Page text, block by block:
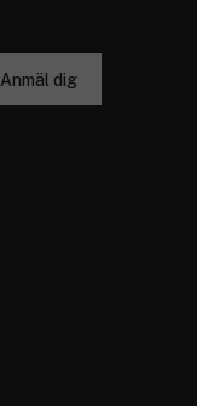
Anmäl dig